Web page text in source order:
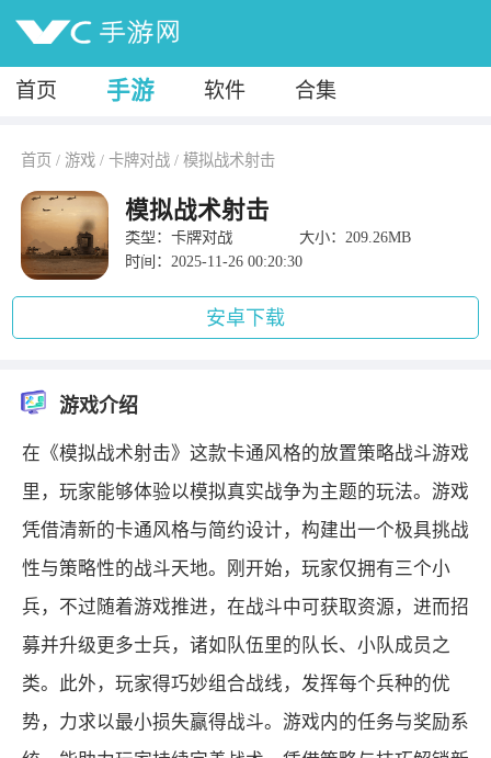
首页 手游 软件 合集
首页 / 游戏 /卡牌对战 /模拟战术射击
模拟战术射击
类型：卡牌对战
大小：209.26MB
时间：2025-11-26 00:20:30
安卓下载
游戏介绍
在《模拟战术射击》这款卡通风格的放置策略战斗游戏
里，玩家能够体验以模拟真实战争为主题的玩法。游戏
凭借清新的卡通风格与简约设计，构建出一个极具挑战
性与策略性的战斗天地。刚开始，玩家仅拥有三个小
兵，不过随着游戏推进，在战斗中可获取资源，进而招
募并升级更多士兵，诸如队伍里的队长、小队成员之
类。此外，玩家得巧妙组合战线，发挥每个兵种的优
势，力求以最小损失赢得战斗。游戏内的任务与奖励系